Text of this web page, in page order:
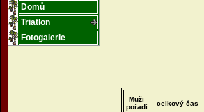
Domů
Triatlon
Fotogalerie
Muži
pořadí
celkový čas